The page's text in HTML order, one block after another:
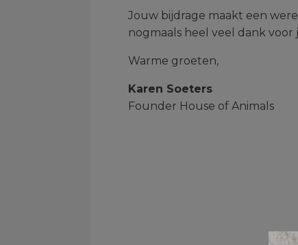
Jouw bijdrage maakt een
nogmaals heel veel dank voor
Warme groeten,
Karen Soeters
Founder House of Animals